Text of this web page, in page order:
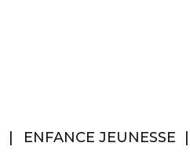
ENFANCE JEUNESSE